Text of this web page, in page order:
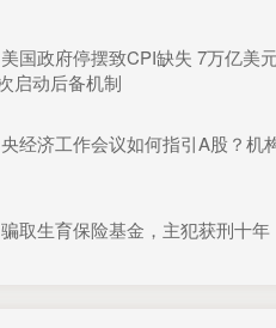
国政府停摆致CPI缺失 7万亿美
启动后备机制
经济工作会议如何指引A股？机
取生育保险基金，主犯获刑十年